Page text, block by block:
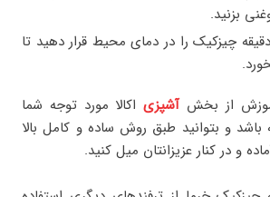
بزنید.
از سرو، ۱۰ دقیقه چیزکیک را در دمای محیط قرار دهید تا
آموزش از بخشآشپزی اکالا مورد توجه شما
باشد و بتوانید طبق روش ساده و کامل بالا
و در کنار عزیزانتان میل کنید.